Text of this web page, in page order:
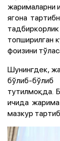
жарималарни
ягона
топширилган
фоизини
Шунингдек,
бўлиб-
тутилмоқда.
ичида
мазкур